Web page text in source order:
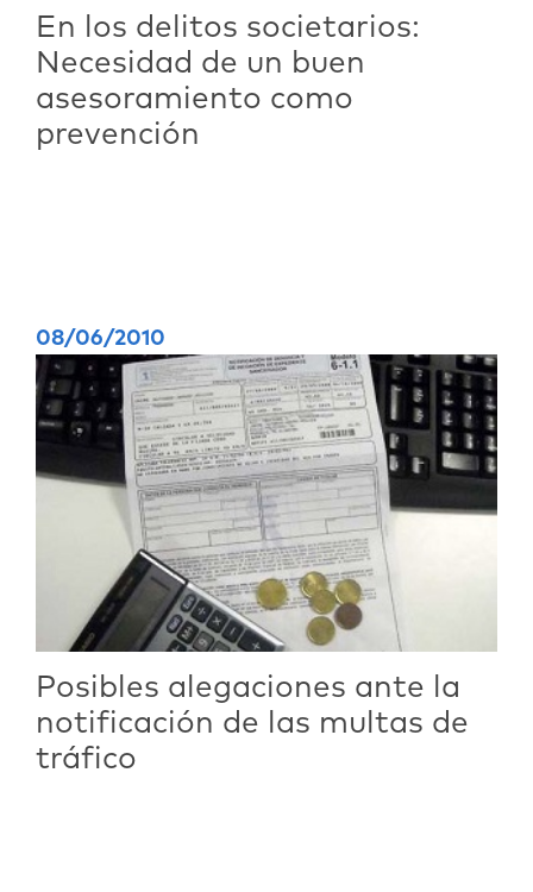
En los delitos societarios:
Necesidad de un buen
asesoramiento como
prevención
08/06/2010
Posibles alegaciones ante la
notificación de las multas de
tráfico